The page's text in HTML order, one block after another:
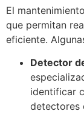
El
que permitan
eficiente.
Detector
identificar
detectores